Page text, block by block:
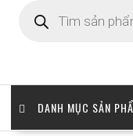
kiếm
sản
DANH MỤC SẢN